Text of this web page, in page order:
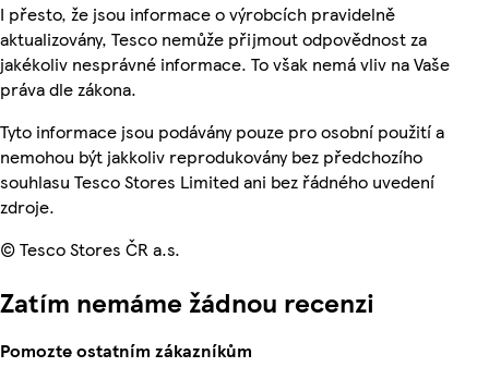
I přesto, že jsou informace o výrobcích pravidelně
aktualizovány, Tesco nemůže přijmout odpovědnost za
jakékoliv nesprávné informace. To však nemá vliv na Vaše
práva dle zákona.
Tyto informace jsou podávány pouze pro osobní použití a
nemohou být jakkoliv reprodukovány bez předchozího
souhlasu Tesco Stores Limited ani bez řádného uvedení
zdroje.
© Tesco Stores ČR a.s.
Zatím nemáme žádnou recenzi
Pomozte ostatním zákazníkům